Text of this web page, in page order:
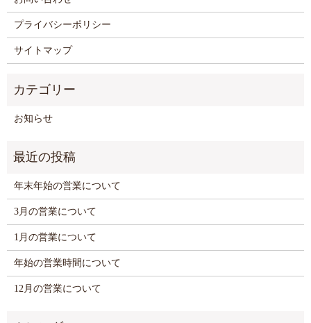
プライバシーポリシー
サイトマップ
お知らせ
年末年始の営業について
3月の営業について
1月の営業について
年始の営業時間について
12月の営業について